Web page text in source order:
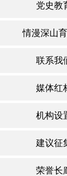
党史教
情漫深山
联系我
媒体红
机构设
建议征
荣誉长